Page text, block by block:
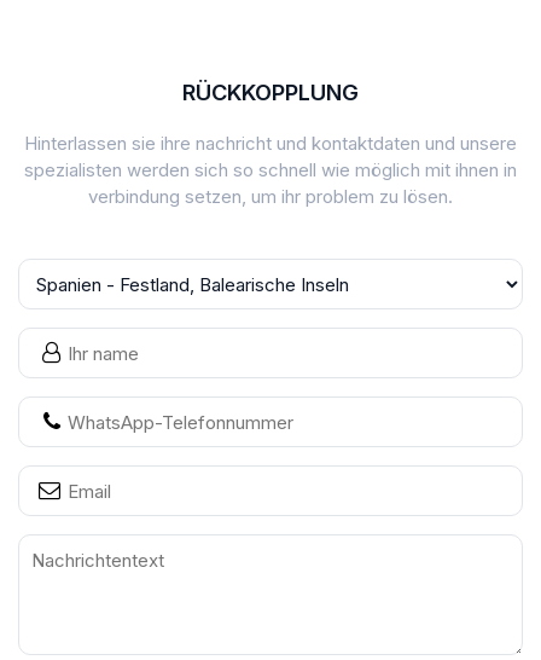
RÜCKKOPPLUNG
Hinterlassen sie ihre nachricht und kontaktdaten und unsere
spezialisten werden sich so schnell wie möglich mit ihnen in
verbindung setzen, um ihr problem zu lösen.